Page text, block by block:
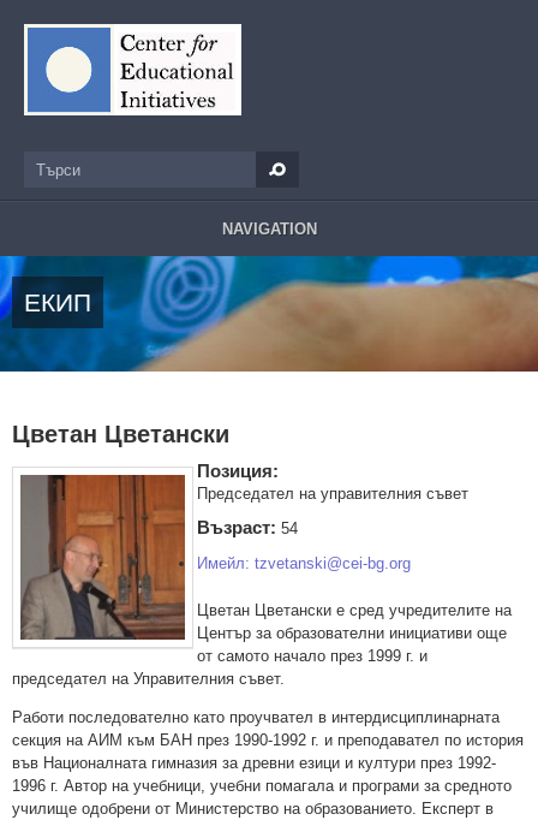
Търси
NAVIGATION
ЕКИП
Цветан Цветански
Позиция:
Председател на управителния съвет
Възраст: 54
Имейл: tzvetanski@cei-bg.org
Цветан Цветански e сред учредителите на
Център за образователни инициативи още
от самото начало през 1999 г. и
председател на Управителния съвет.
Работи последователно като проучвател в интердисциплинарната
секция на АИМ към БАН през 1990-1992 г. и преподавател по история
във Националната гимназия за древни езици и култури през 1992-
1996 г. Автор на учебници, учебни помагала и програми за средното
училище одобрени от Министерство на образованието. Експерт в